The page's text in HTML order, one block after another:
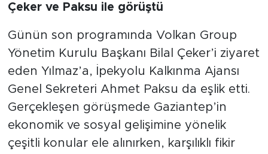
Çeker ve Paksu ile görüştü
Günün son programında Volkan Group
Yönetim Kurulu Başkanı Bilal Çeker’i ziyaret
eden Yılmaz’a, İpekyolu Kalkınma Ajansı
Genel Sekreteri Ahmet Paksu da eşlik etti.
Gerçekleşen görüşmede Gaziantep’in
ekonomik ve sosyal gelişimine yönelik
çeşitli konular ele alınırken, karşılıklı fikir